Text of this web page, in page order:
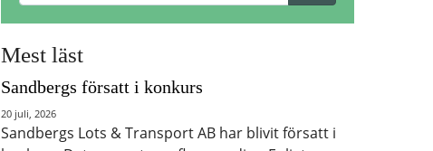
Mest läst
Sandbergs försatt i konkurs
20 juli, 2026
Sandbergs Lots & Transport AB har blivit försatt i